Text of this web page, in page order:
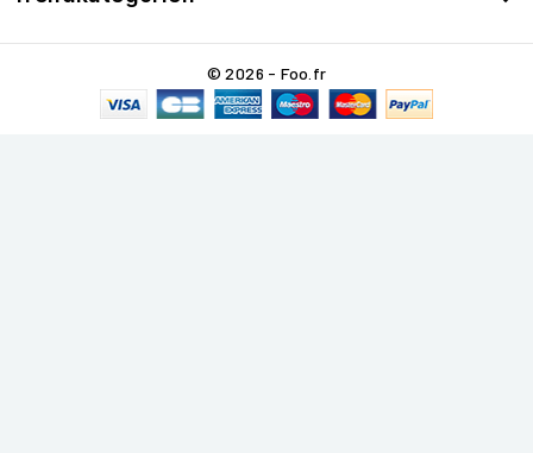
© 2026 - Foo.fr